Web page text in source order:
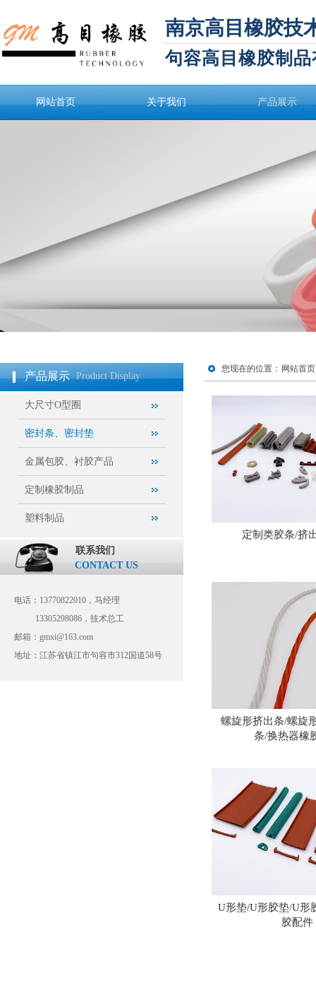
南京高目橡胶技
句容高目橡胶制
网站首页 关于我们 产品展示
您现在的位置： 网站首页
产品展示 Product Display
大尺寸O型圈
密封条、密封垫
金属包胶、衬胶产品
定制橡胶制品
塑料制品
定制类胶条/挤
螺旋形挤出条/螺旋
条/换热器橡
U形垫/U形胶垫/U形
胶配件
联系我们
CONTACT US
电话： 13770822010，马经理
电话：
13305298086，技术总工
马先生(微信同号)
邮箱： gmxi@163.com
邮箱： gmxi@163.com
地址： 江苏省镇江市句容市312国道58号
地址： 南京东郊宝华镇宝华开发区58号